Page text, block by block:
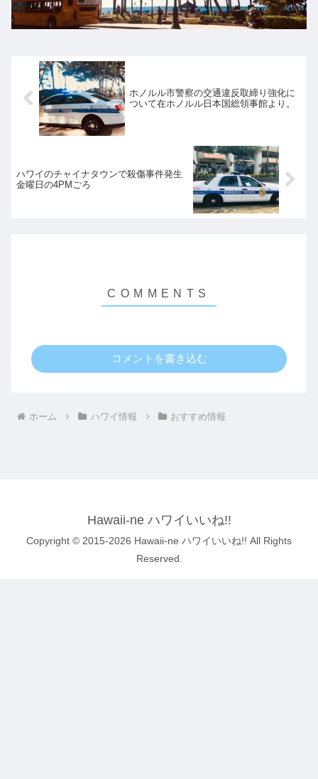
ホノルル市警察の交通違反取締り強化に
ついて在ホノルル日本国総領事館より。
ハワイのチャイナタウンで殺傷事件発生
金曜日の4PMごろ
コメントを書き込む
ホーム ハワイ情報 おすすめ情報
Hawaii-ne ハワイいいね!!
Copyright © 2015-2026 Hawaii-ne ハワイいいね!! All Rights
Reserved.